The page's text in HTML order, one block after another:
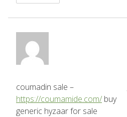
coumadin sale –
https://coumamide.com/ buy
generic hyzaar for sale